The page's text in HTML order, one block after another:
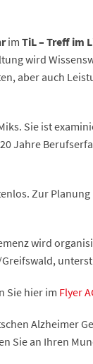
im TiL – Treff im
wird
aber auch
Sie ist
Jahre
Zur
wird
Sie hier im Flyer
Alzheimer
Sie an Ihren